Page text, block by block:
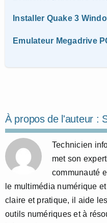
Installer Quake 3
Emulateur Megadrive
À propos de l'auteur :
Technicien
met son
communauté
le multimédia numérique
claire et pratique, il aide
outils numériques et à